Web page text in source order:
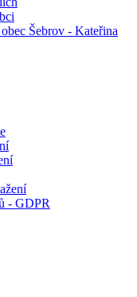
Šebrov - Kateřina
- GDPR